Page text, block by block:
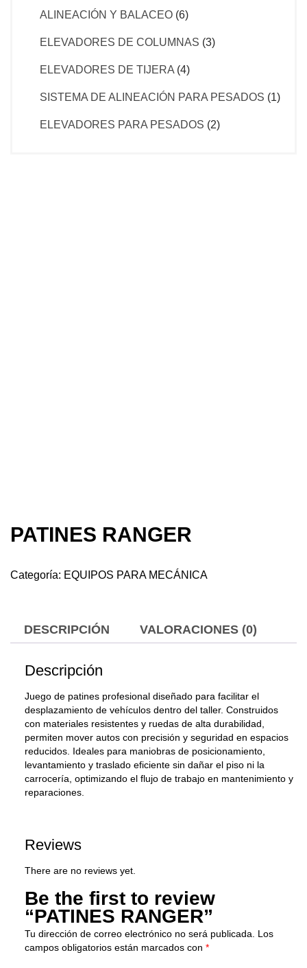
ALINEACIÓN Y BALACEO (6)
ELEVADORES DE COLUMNAS (3)
ELEVADORES DE TIJERA (4)
SISTEMA DE ALINEACIÓN PARA PESADOS (1)
ELEVADORES PARA PESADOS (2)
PATINES RANGER
Categoría: EQUIPOS PARA MECÁNICA
DESCRIPCIÓN VALORACIONES (0)
Descripción
Juego de patines profesional diseñado para facilitar el
desplazamiento de vehículos dentro del taller. Construidos
con materiales resistentes y ruedas de alta durabilidad,
permiten mover autos con precisión y seguridad en espacios
reducidos. Ideales para maniobras de posicionamiento,
levantamiento y traslado eficiente sin dañar el piso ni la
carrocería, optimizando el flujo de trabajo en mantenimiento y
reparaciones.
Reviews
There are no reviews yet.
Be the first to review
“PATINES RANGER”
Tu dirección de correo electrónico no será publicada.
Los
campos obligatorios están marcados con *